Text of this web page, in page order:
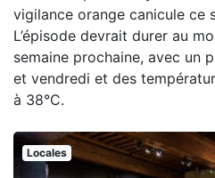
vigilance orange canicule ce
L’épisode devrait durer au
semaine prochaine, avec un
et vendredi et des
à 38°C.
Locales